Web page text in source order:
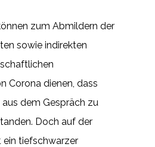
zum Abmildern der
sowie indirekten
Corona dienen, dass
dem Gespräch zu
Doch auf der
tiefschwarzer